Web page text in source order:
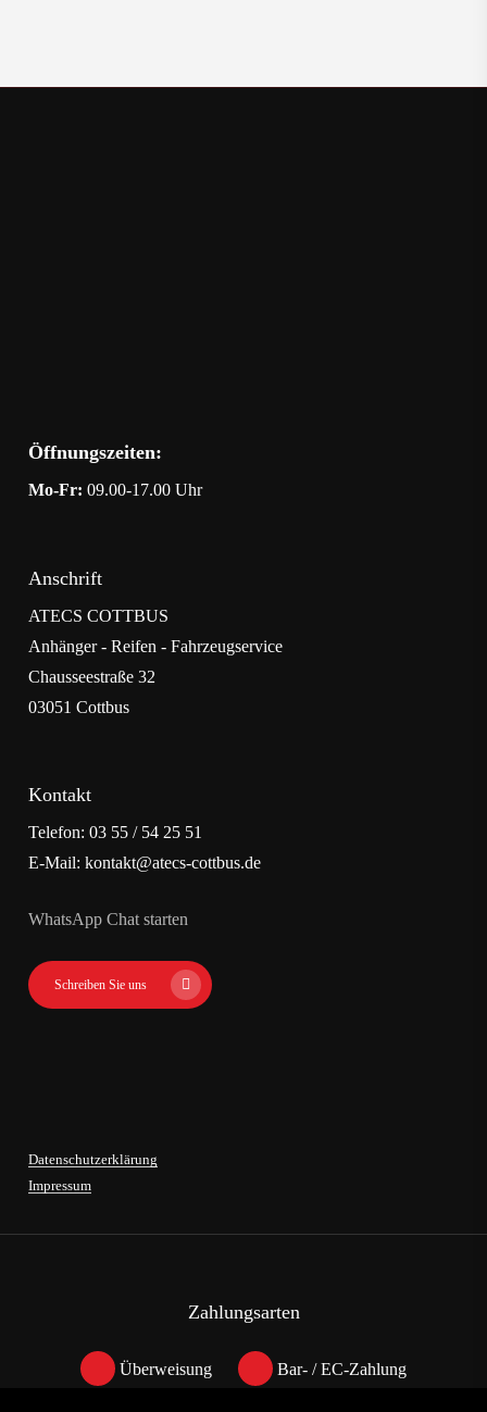
Öffnungszeiten:
Mo-Fr: 09.00-17.00 Uhr
Anschrift
ATECS COTTBUS
Anhänger - Reifen - Fahrzeugservice
Chausseestraße 32
03051 Cottbus
Kontakt
Telefon: 03 55 / 54 25 51
E-Mail: kontakt@atecs-cottbus.de
WhatsApp Chat starten
Schreiben Sie uns
Datenschutzerklärung
Impressum
Zahlungsarten
Überweisung Bar- / EC-Zahlung